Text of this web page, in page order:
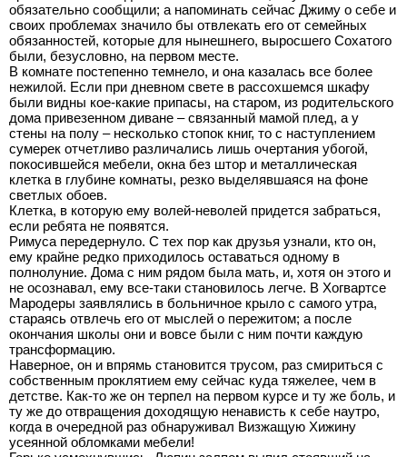
обязательно сообщили; а напоминать сейчас Джиму о себе и
своих проблемах значило бы отвлекать его от семейных
обязанностей, которые для нынешнего, выросшего Сохатого
были, безусловно, на первом месте.
В комнате постепенно темнело, и она казалась все более
нежилой. Если при дневном свете в рассохшемся шкафу
были видны кое-какие припасы, на старом, из родительского
дома привезенном диване – связанный мамой плед, а у
стены на полу – несколько стопок книг, то с наступлением
сумерек отчетливо различались лишь очертания убогой,
покосившейся мебели, окна без штор и металлическая
клетка в глубине комнаты, резко выделявшаяся на фоне
светлых обоев.
Клетка, в которую ему волей-неволей придется забраться,
если ребята не появятся.
Римуса передернуло. С тех пор как друзья узнали, кто он,
ему крайне редко приходилось оставаться одному в
полнолуние. Дома с ним рядом была мать, и, хотя он этого и
не осознавал, ему все-таки становилось легче. В Хогвартсе
Мародеры заявлялись в больничное крыло с самого утра,
стараясь отвлечь его от мыслей о пережитом; а после
окончания школы они и вовсе были с ним почти каждую
трансформацию.
Наверное, он и впрямь становится трусом, раз смириться с
собственным проклятием ему сейчас куда тяжелее, чем в
детстве. Как-то же он терпел на первом курсе и ту же боль, и
ту же до отвращения доходящую ненависть к себе наутро,
когда в очередной раз обнаруживал Визжащую Хижину
усеянной обломками мебели!